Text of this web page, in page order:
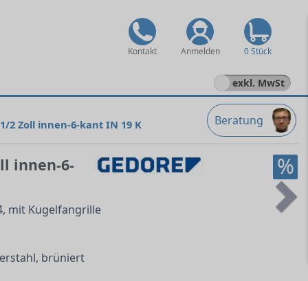
Kontakt Anmelden 0 Stück
exkl. MwSt
Beratung
2 Zoll innen-6-kant IN 19 K
%
innen-6-
mit Kugelfangrille
brüniert